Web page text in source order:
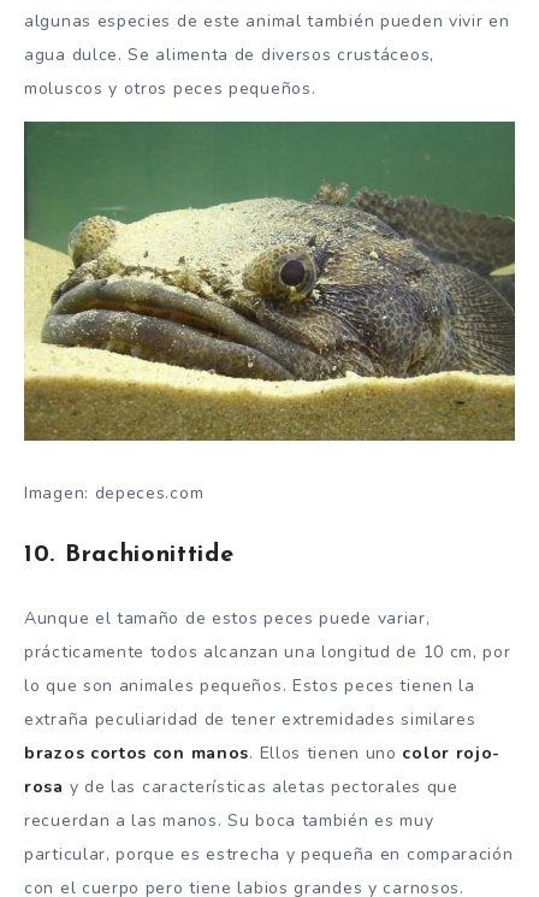
algunas especies de este animal también pueden vivir en
agua dulce. Se alimenta de diversos crustáceos,
moluscos y otros peces pequeños.
Imagen: depeces.com
10. Brachionittide
Aunque el tamaño de estos peces puede variar,
prácticamente todos alcanzan una longitud de 10 cm, por
lo que son animales pequeños. Estos peces tienen la
extraña peculiaridad de tener extremidades similares
brazos cortos con manos. Ellos tienen uno color rojo-
rosa y de las características aletas pectorales que
recuerdan a las manos. Su boca también es muy
particular, porque es estrecha y pequeña en comparación
con el cuerpo pero tiene labios grandes y carnosos.